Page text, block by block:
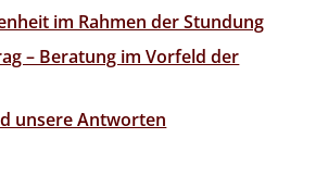
im Rahmen der Stundung
– Beratung im Vorfeld der
unsere Antworten